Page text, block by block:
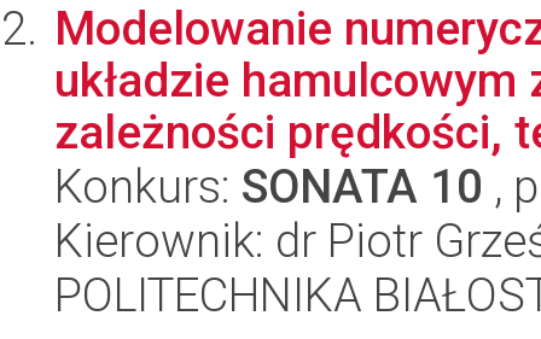
Modelowanie
układzie
zależności prędkości,
Konkurs: SONATA 10 ,
Kierownik: dr Piotr
POLITECHNIKA